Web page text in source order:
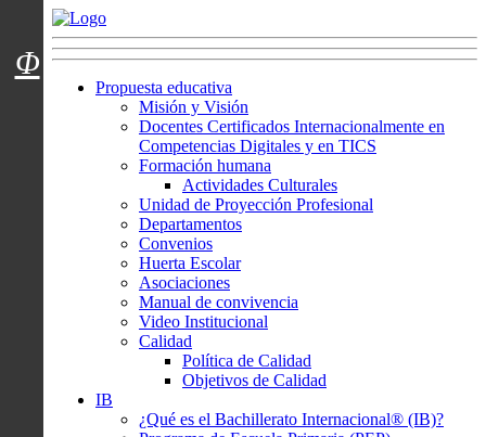
Menú usuarios
Propuesta educativa
Misión y Visión
Docentes Certificados Internacionalmente en
Competencias Digitales y en TICS
Formación humana
Actividades Culturales
Unidad de Proyección Profesional
Departamentos
Convenios
Huerta Escolar
Asociaciones
Manual de convivencia
Video Institucional
Calidad
Política de Calidad
Objetivos de Calidad
IB
¿Qué es el Bachillerato Internacional® (IB)?
Φ